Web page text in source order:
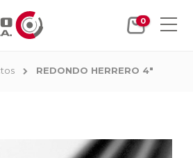
0
REDONDO HERRERO 4"